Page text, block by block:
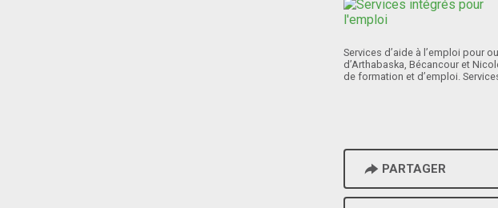
Services d’aide à l’emploi pour
d’Arthabaska, Bécancour et
de formation et d’emploi.
PARTAGER